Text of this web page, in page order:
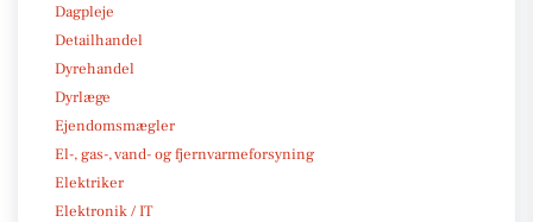
Dagpleje
Detailhandel
Dyrehandel
Dyrlæge
Ejendomsmægler
El-, gas-, vand- og fjernvarmeforsyning
Elektriker
Elektronik / IT